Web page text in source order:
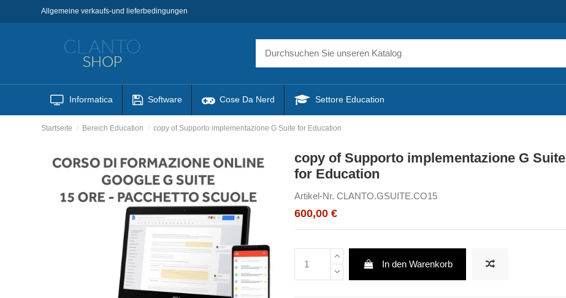
Allgemeine verkaufs-und lieferbedingungen
Informatica Software Cose Da Nerd Settore Education
Startseite Bereich Education copy of Supporto implementazione G Suite for Education
copy of Supporto implementazione G Suite
for Education
Artikel-Nr. CLANTO.GSUITE.CO15
600,00 €
In den Warenkorb